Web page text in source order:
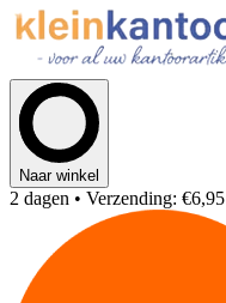
Naar winkel
2 dagen • Verzending: €6,95